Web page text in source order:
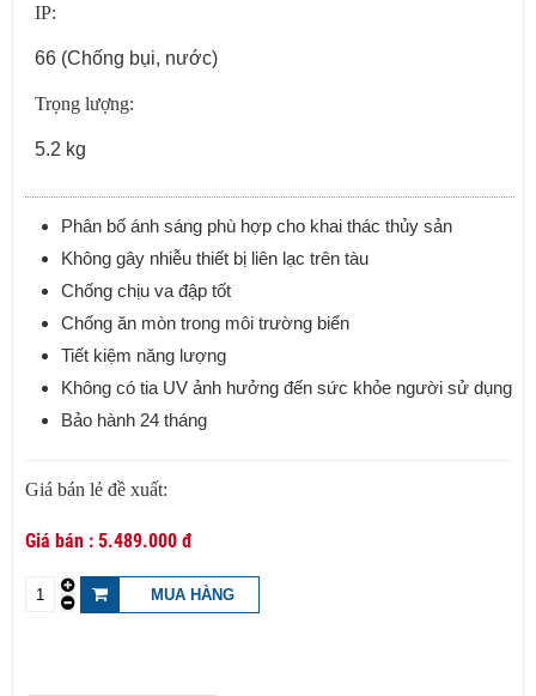
IP:
66 (Chống bụi, nước)
Trọng lượng:
5.2 kg
Phân bố ánh sáng phù hợp cho khai thác thủy sản
Không gây nhiễu thiết bị liên lạc trên tàu
Chống chịu va đập tốt
Chống ăn mòn trong môi trường biển
Tiết kiệm năng lượng
Không có tia UV ảnh hưởng đến sức khỏe người sử dụng
Bảo hành 24 tháng
Giá bán lẻ đề xuất:
5.489.000 đ